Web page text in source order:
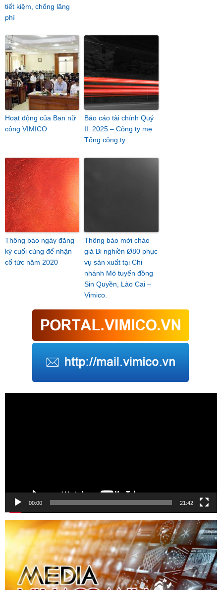
tiết kiệm, chống lãng
phí
Hoạt động của Ban nữ
công VIMICO
Báo cáo tài chính Quý
II. 2025 – Công ty mẹ
Tổng công ty
Thông báo ngày đăng
ký cuối cùng để nhận
cổ tức năm 2020
Thông báo mời chào
giá Bi nghiền Ø80 phục
vụ sản xuất tại Chi
nhánh Mỏ tuyển đồng
Sin Quyền, Lào Cai –
Vimico.
Trình
00:00 21:42